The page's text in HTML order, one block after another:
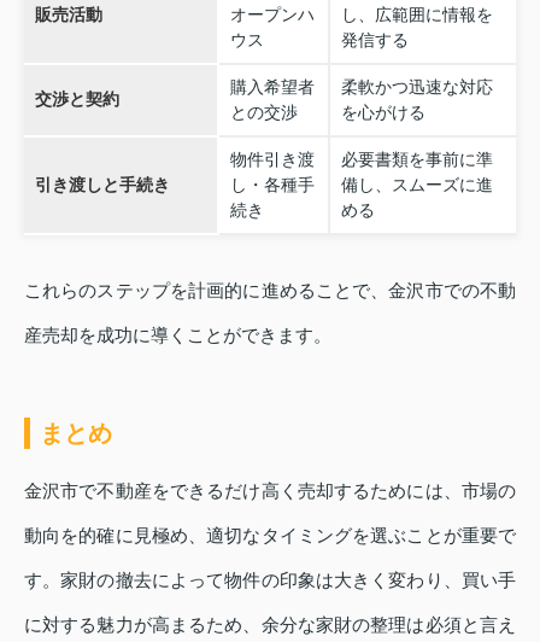
販売活動
オープンハ
ウス
し、広範囲に情報を
発信する
交渉と契約
購入希望者
との交渉
柔軟かつ迅速な対応
を心がける
引き渡しと手続き
物件引き渡
し・各種手
続き
必要書類を事前に準
備し、スムーズに進
める
これらのステップを計画的に進めることで、金沢市での不動
産売却を成功に導くことができます。
まとめ
金沢市で不動産をできるだけ高く売却するためには、市場の
動向を的確に見極め、適切なタイミングを選ぶことが重要で
す。家財の撤去によって物件の印象は大きく変わり、買い手
に対する魅力が高まるため、余分な家財の整理は必須と言え